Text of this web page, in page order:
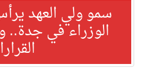
سمو ولي العهد
الوزراء في